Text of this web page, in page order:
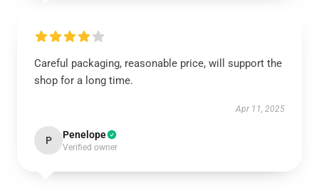
Careful packaging, reasonable price, will support the
shop for a long time.
Apr 11, 2025
P Penelope
Verified owner